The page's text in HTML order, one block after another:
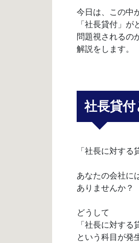
今日は、この中
「社長貸付」が
問題視されるの
解説をします。
社長貸付
「社長に対する
あなたの会社に
ありませんか？
どうして
「社長に対する
という科目が発